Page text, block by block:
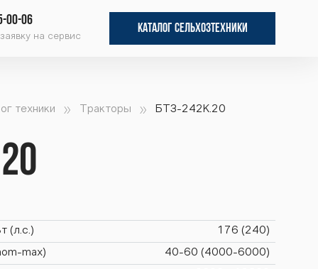
00-06
на сервис
КАТАЛОГ СЕЛЬХОЗТЕХНИКИ
техники Тракторы БТЗ-242К.20
(л.с.) 176 (240)
max) 40-60 (4000-6000)